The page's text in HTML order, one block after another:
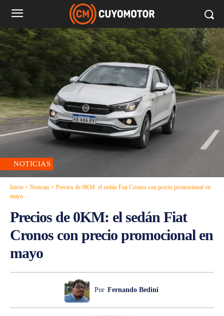
NOTICIAS
Inicio Noticias
Precios de 0KM: el sedán Fiat Cronos con precio promocional en
mayo
Precios de 0KM: el sedán Fiat
Cronos con precio promocional en
mayo
Por Fernando Bedini